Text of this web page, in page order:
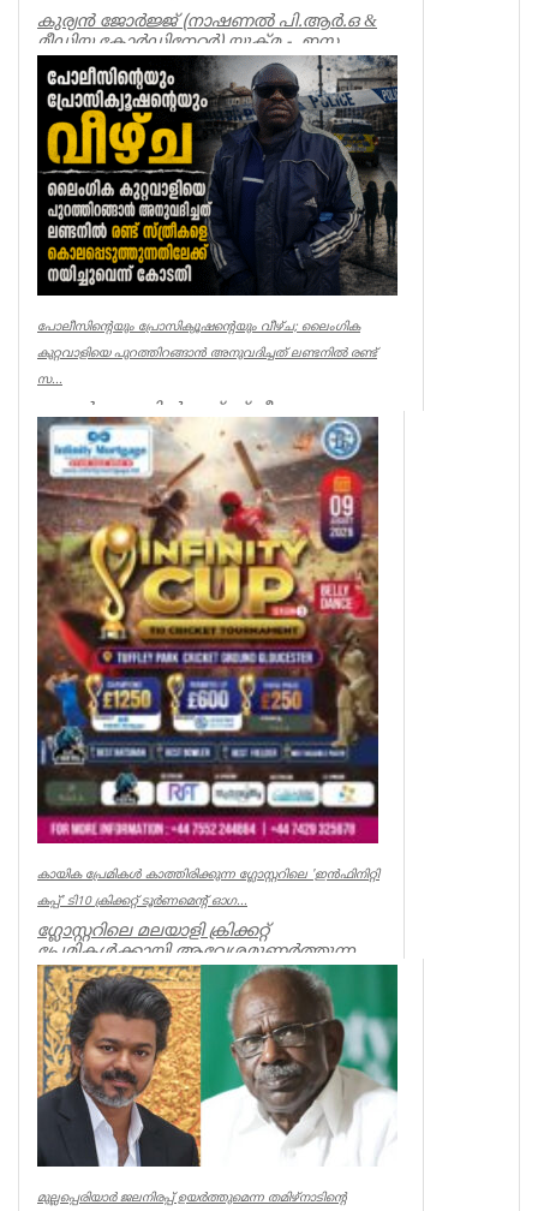
കുര്യൻ ജോർജ്ജ് (നാഷണൽ പി.ആർ.ഒ &
മീഡിയ കോർഡിനേറ്റർ) യുക്മ - ഇസ
ലണ്ടൻ കേരളപൂരം വ...
Associations
പോലീസിന്റെയും പ്രോസിക്യൂഷന്റെയും വീഴ്ച; ലൈംഗിക
കുറ്റവാളിയെ പുറത്തിറങ്ങാൻ അനുവദിച്ചത് ലണ്ടനിൽ രണ്ട്
സ...
ലണ്ടൻ: ലണ്ടനിൽ രണ്ട് സ്ത്രീകളെ
കൊലപ്പെടുത്തിയ സംഭവത്തിൽ
പോലീസിനും പ്രോസിക്യൂഷനും ഗുരുതര
വീഴ്ച്ച സംഭ...
UK NEWS
കായിക പ്രേമികള്‍ കാത്തിരിക്കുന്ന ഗ്ലോസ്റ്ററിലെ 'ഇന്‍ഫിനിറ്റി
കപ്പ്' ടി10 ക്രിക്കറ്റ് ടൂര്‍ണമെന്റ് ഓഗ...
ഗ്ലോസ്റ്ററിലെ മലയാളി ക്രിക്കറ്റ്
പ്രേമികള്‍ക്കായി ആവേശമുണര്‍ത്തുന്ന
'ഇന്‍ഫിനിറ്റി കപ്പ് - സീസണ്‍ 3'...
Associations
മുല്ലപ്പെരിയാർ ജലനിരപ്പ് ഉയർത്തുമെന്ന തമിഴ്നാടിന്റെ